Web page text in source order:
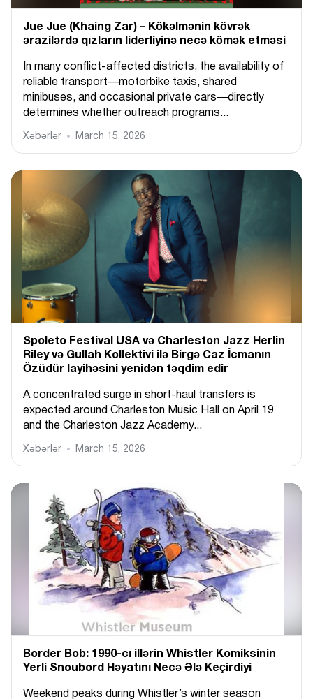
Jue Jue (Khaing Zar) – Kökəlmənin kövrək
ərazilərdə qızların liderliyinə necə kömək etməsi
In many conflict-affected districts, the availability of
reliable transport—motorbike taxis, shared
minibuses, and occasional private cars—directly
determines whether outreach programs...
Xəbərlər March 15, 2026
Spoleto Festival USA və Charleston Jazz Herlin
Riley və Gullah Kollektivi ilə Birgə Caz İcmanın
Özüdür layihəsini yenidən təqdim edir
A concentrated surge in short-haul transfers is
expected around Charleston Music Hall on April 19
and the Charleston Jazz Academy...
Xəbərlər March 15, 2026
Border Bob: 1990-cı illərin Whistler Komiksinin
Yerli Snoubord Həyatını Necə Ələ Keçirdiyi
Weekend peaks during Whistler’s winter season